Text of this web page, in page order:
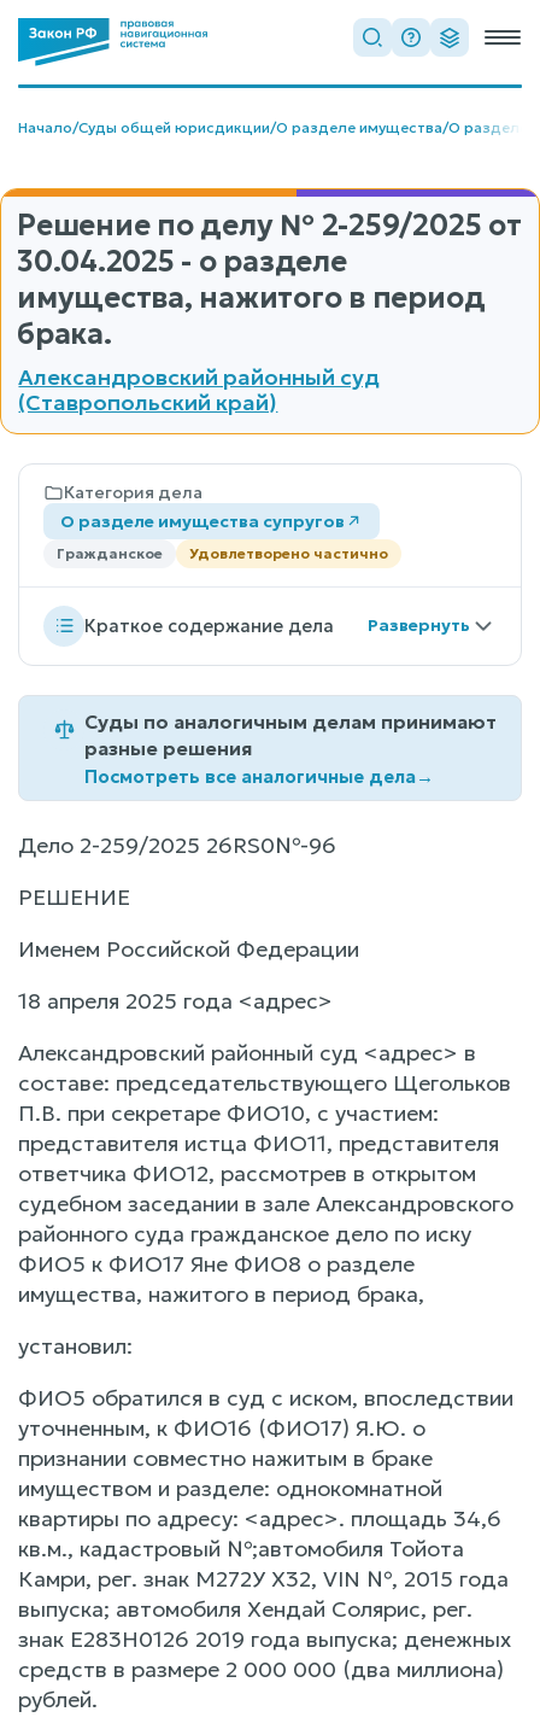
Начало/Суды общей юрисдикции/О разделе имущества/О разделе
Решение по делу № 2-259/2025 от
30.04.2025 - о разделе
имущества, нажитого в период
брака.
Александровский районный суд
(Ставропольский край)
Категория дела
О разделе имущества супругов
Гражданское Удовлетворено частично
Краткое содержание дела
Суды по аналогичным делам принимают
разные решения
Посмотреть все аналогичные дела→
Дело 2-259/2025 26RS0№-96
РЕШЕНИЕ
Именем Российской Федерации
18 апреля 2025 года <адрес>
Александровский районный суд <адрес> в
составе: председательствующего Щегольков
П.В. при секретаре ФИО10, с участием:
представителя истца ФИО11, представителя
ответчика ФИО12, рассмотрев в открытом
судебном заседании в зале Александровского
районного суда гражданское дело по иску
ФИО5 к ФИО17 Яне ФИО8 о разделе
имущества, нажитого в период брака,
установил:
ФИО5 обратился в суд с иском, впоследствии
уточненным, к ФИО16 (ФИО17) Я.Ю. о
признании совместно нажитым в браке
имуществом и разделе: однокомнатной
квартиры по адресу: <адрес>. площадь 34,6
кв.м., кадастровый №;автомобиля Тойота
Камри, рег. знак М272У Х32, VIN №, 2015 года
выпуска; автомобиля Хендай Солярис, рег.
знак Е283H0126 2019 года выпуска; денежных
средств в размере 2 000 000 (два миллиона)
рублей.